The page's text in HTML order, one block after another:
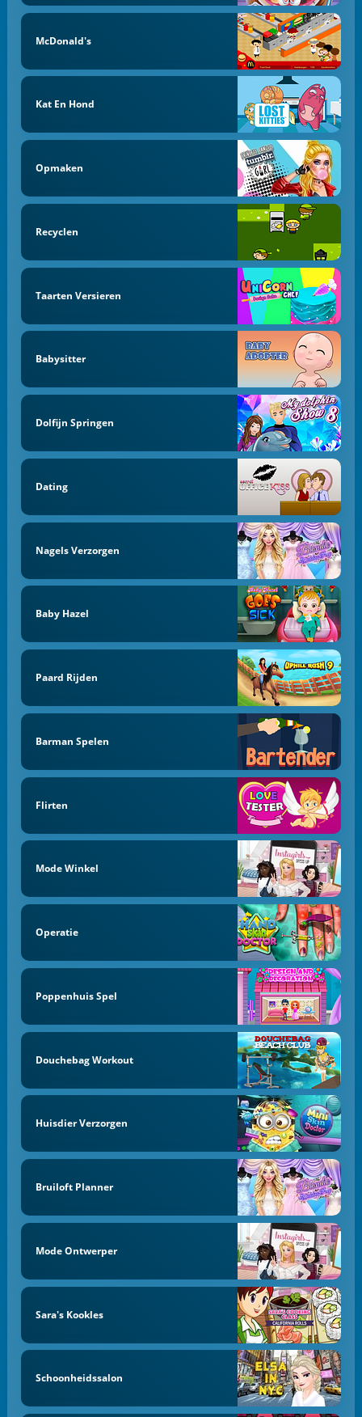
McDonald's
Kat En Hond
Opmaken
Recyclen
Taarten Versieren
Babysitter
Dolfijn Springen
Dating
Nagels Verzorgen
Baby Hazel
Paard Rijden
Barman Spelen
Flirten
Mode Winkel
Operatie
Poppenhuis Spel
Douchebag Workout
Huisdier Verzorgen
Bruiloft Planner
Mode Ontwerper
Sara's Kookles
Schoonheidssalon